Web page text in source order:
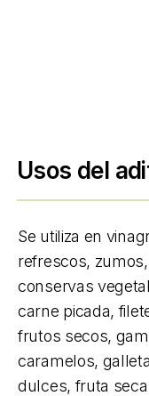
Usos del
Se utiliza en
refrescos,
conservas
carne picada,
frutos secos,
caramelos,
dulces, fruta